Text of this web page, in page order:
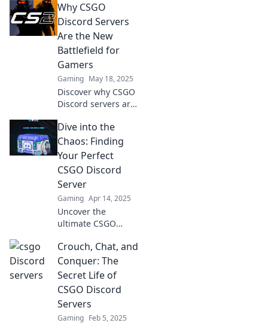
headshots, laugh-
out-loud moments,
and join our
awesome
community today!
Why CSGO
Discord Servers
Are the New
Battlefield for
Gamers
Gaming May 18, 2025
Discover why CSGO
Discord servers are
battleground for
gamers. Join the
revolution and level
up your gaming
experience now!
Dive into the
Chaos: Finding
Your Perfect
CSGO Discord
Server
Gaming Apr 14, 2025
Uncover the
ultimate CSGO
the chaos and
connect with
gamers who share
your passion. Your
perfect community
awaits!
Crouch, Chat, and
Conquer: The
Secret Life of
CSGO Discord
Servers
Gaming Feb 5, 2025